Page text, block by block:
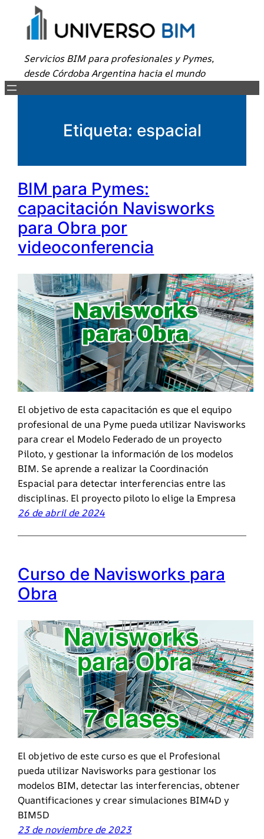
Servicios BIM para profesionales y Pymes,
desde Córdoba Argentina hacia el mundo
Etiqueta: espacial
BIM para Pymes:
capacitación Navisworks
para Obra por
videoconferencia
El objetivo de esta capacitación es que el equipo
profesional de una Pyme pueda utilizar Navisworks
para crear el Modelo Federado de un proyecto
Piloto, y gestionar la información de los modelos
BIM. Se aprende a realizar la Coordinación
Espacial para detectar interferencias entre las
disciplinas. El proyecto piloto lo elige la Empresa
26 de abril de 2024
Curso de Navisworks para
Obra
El objetivo de este curso es que el Profesional
pueda utilizar Navisworks para gestionar los
modelos BIM, detectar las interferencias, obtener
Quantificaciones y crear simulaciones BIM4D y
BIM5D
23 de noviembre de 2023